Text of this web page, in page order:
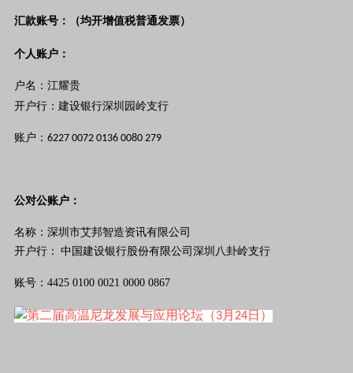
汇款账号：（均开增值税普通发票）
个人账户：
户名： 江耀贵
开户行：建设银行深圳园岭支行
账户：6227 0072 0136 0080 279
公对公账户：
名称： 深圳市艾邦智造资讯有限公司
开户行： 中国建设银行股份有限公司深圳八卦岭支行
账号： 4425 0100 0021 0000 0867